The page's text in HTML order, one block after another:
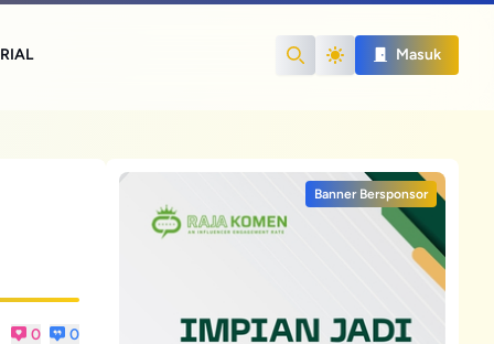
Search
Masuk
0 0
Banner Bersponsor